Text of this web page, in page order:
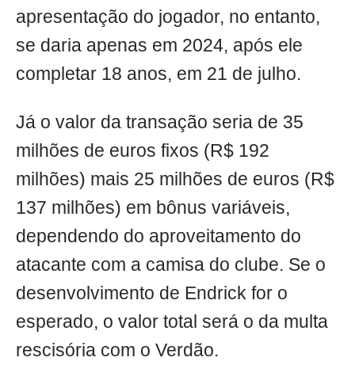
apresentação do jogador, no entanto,
se daria apenas em 2024, após ele
completar 18 anos, em 21 de julho.
Já o valor da transação seria de 35
milhões de euros fixos (R$ 192
milhões) mais 25 milhões de euros (R$
137 milhões) em bônus variáveis,
dependendo do aproveitamento do
atacante com a camisa do clube. Se o
desenvolvimento de Endrick for o
esperado, o valor total será o da multa
rescisória com o Verdão.